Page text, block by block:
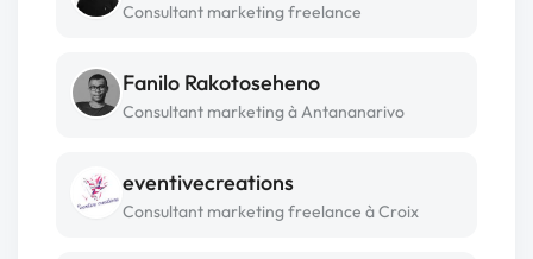
Consultant marketing freelance
Fanilo Rakotoseheno
Consultant marketing à Antananarivo
eventivecreations
Consultant marketing freelance à Croix